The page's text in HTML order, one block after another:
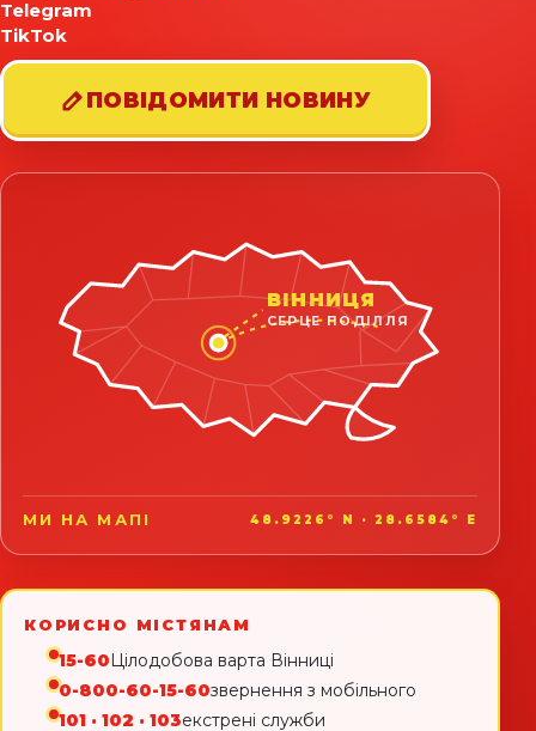
Telegram
TikTok
ПОВІДОМИТИ НОВИНУ
ВІННИЦЯ
СЕРЦЕ ПОДІЛЛЯ
МИ НА МАПІ 48.9226° N · 28.6584° E
КОРИСНО МІСТЯНАМ
15-60Цілодобова варта Вінниці
0-800-60-15-60звернення з мобільного
101 · 102 · 103екстрені служби